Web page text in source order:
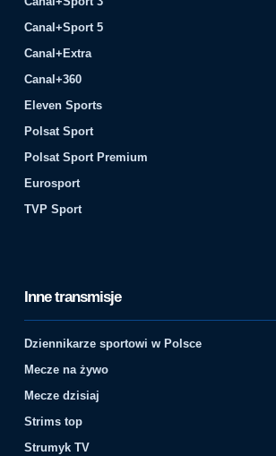
Canal+Sport 5
Canal+Extra
Canal+360
Eleven Sports
Polsat Sport
Polsat Sport Premium
Eurosport
TVP Sport
Inne transmisje
Dziennikarze sportowi w Polsce
Mecze na żywo
Mecze dzisiaj
Strims top
Strumyk TV